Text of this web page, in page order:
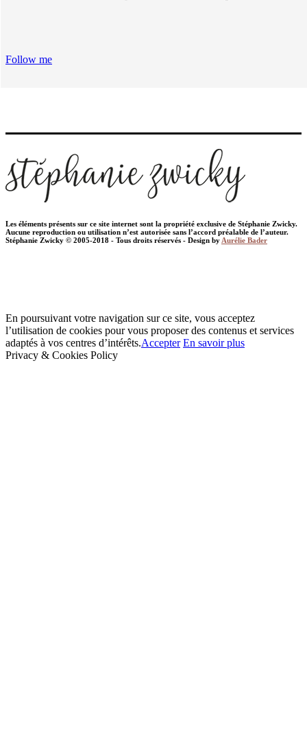
Follow me
Les éléments présents sur ce site internet sont la propriété exclusive de Stéphanie Zwicky.
Aucune reproduction ou utilisation n’est autorisée sans l’accord préalable de l’auteur.
Stéphanie Zwicky © 2005-2018 - Tous droits réservés - Design by Aurélie Bader
En poursuivant votre navigation sur ce site, vous acceptez
l’utilisation de cookies pour vous proposer des contenus et services
adaptés à vos centres d’intérêts.Accepter En savoir plus
Privacy & Cookies Policy